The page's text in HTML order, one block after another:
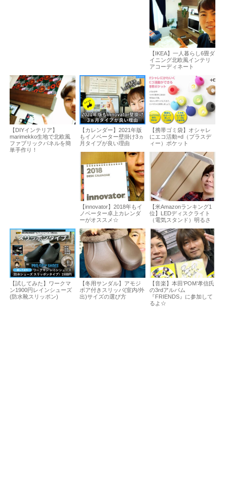
【IKEA】一人暮らし6畳ダ
イニング北欧風インテリ
アコーディネート
【DIYインテリア】
marimekko生地で北欧風
ファブリックパネルを簡
単手作り！
【カレンダー】2021年版
もイノベーター壁掛け3ヵ
月タイプが良い理由
【携帯ゴミ袋】オシャレ
にエコ活動+d（プラスデ
ィー）ポケット
【innovator】2018年もイ
ノベーター卓上カレンダ
ーがオススメ☆
【米Amazonランキング1
位】LEDディスクライト
（電気スタンド）明るさ
【試してみた】ワークマ
ン1900円レインシューズ
(防水靴スリッポン)
【冬用サンダル】アモジ
ボア付きスリッパ(室内/外
出)サイズの選び方
【音楽】本田’POM’孝信氏
の3rdアルバム
『FRIENDS』に参加して
るよ☆